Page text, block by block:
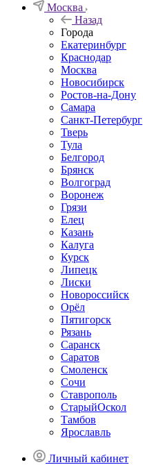
Москва
Назад
Города
Екатеринбург
Краснодар
Москва
Новосибирск
Ростов-на-Дону
Самара
Санкт-Петербург
Тверь
Тула
Белгород
Брянск
Волгоград
Воронеж
Грязи
Елец
Казань
Калуга
Курск
Липецк
Лиски
Новороссийск
Орёл
Пятигорск
Рязань
Саранск
Саратов
Смоленск
Сочи
Ставрополь
СтарыйОскол
Тамбов
Ярославль
Личный кабинет